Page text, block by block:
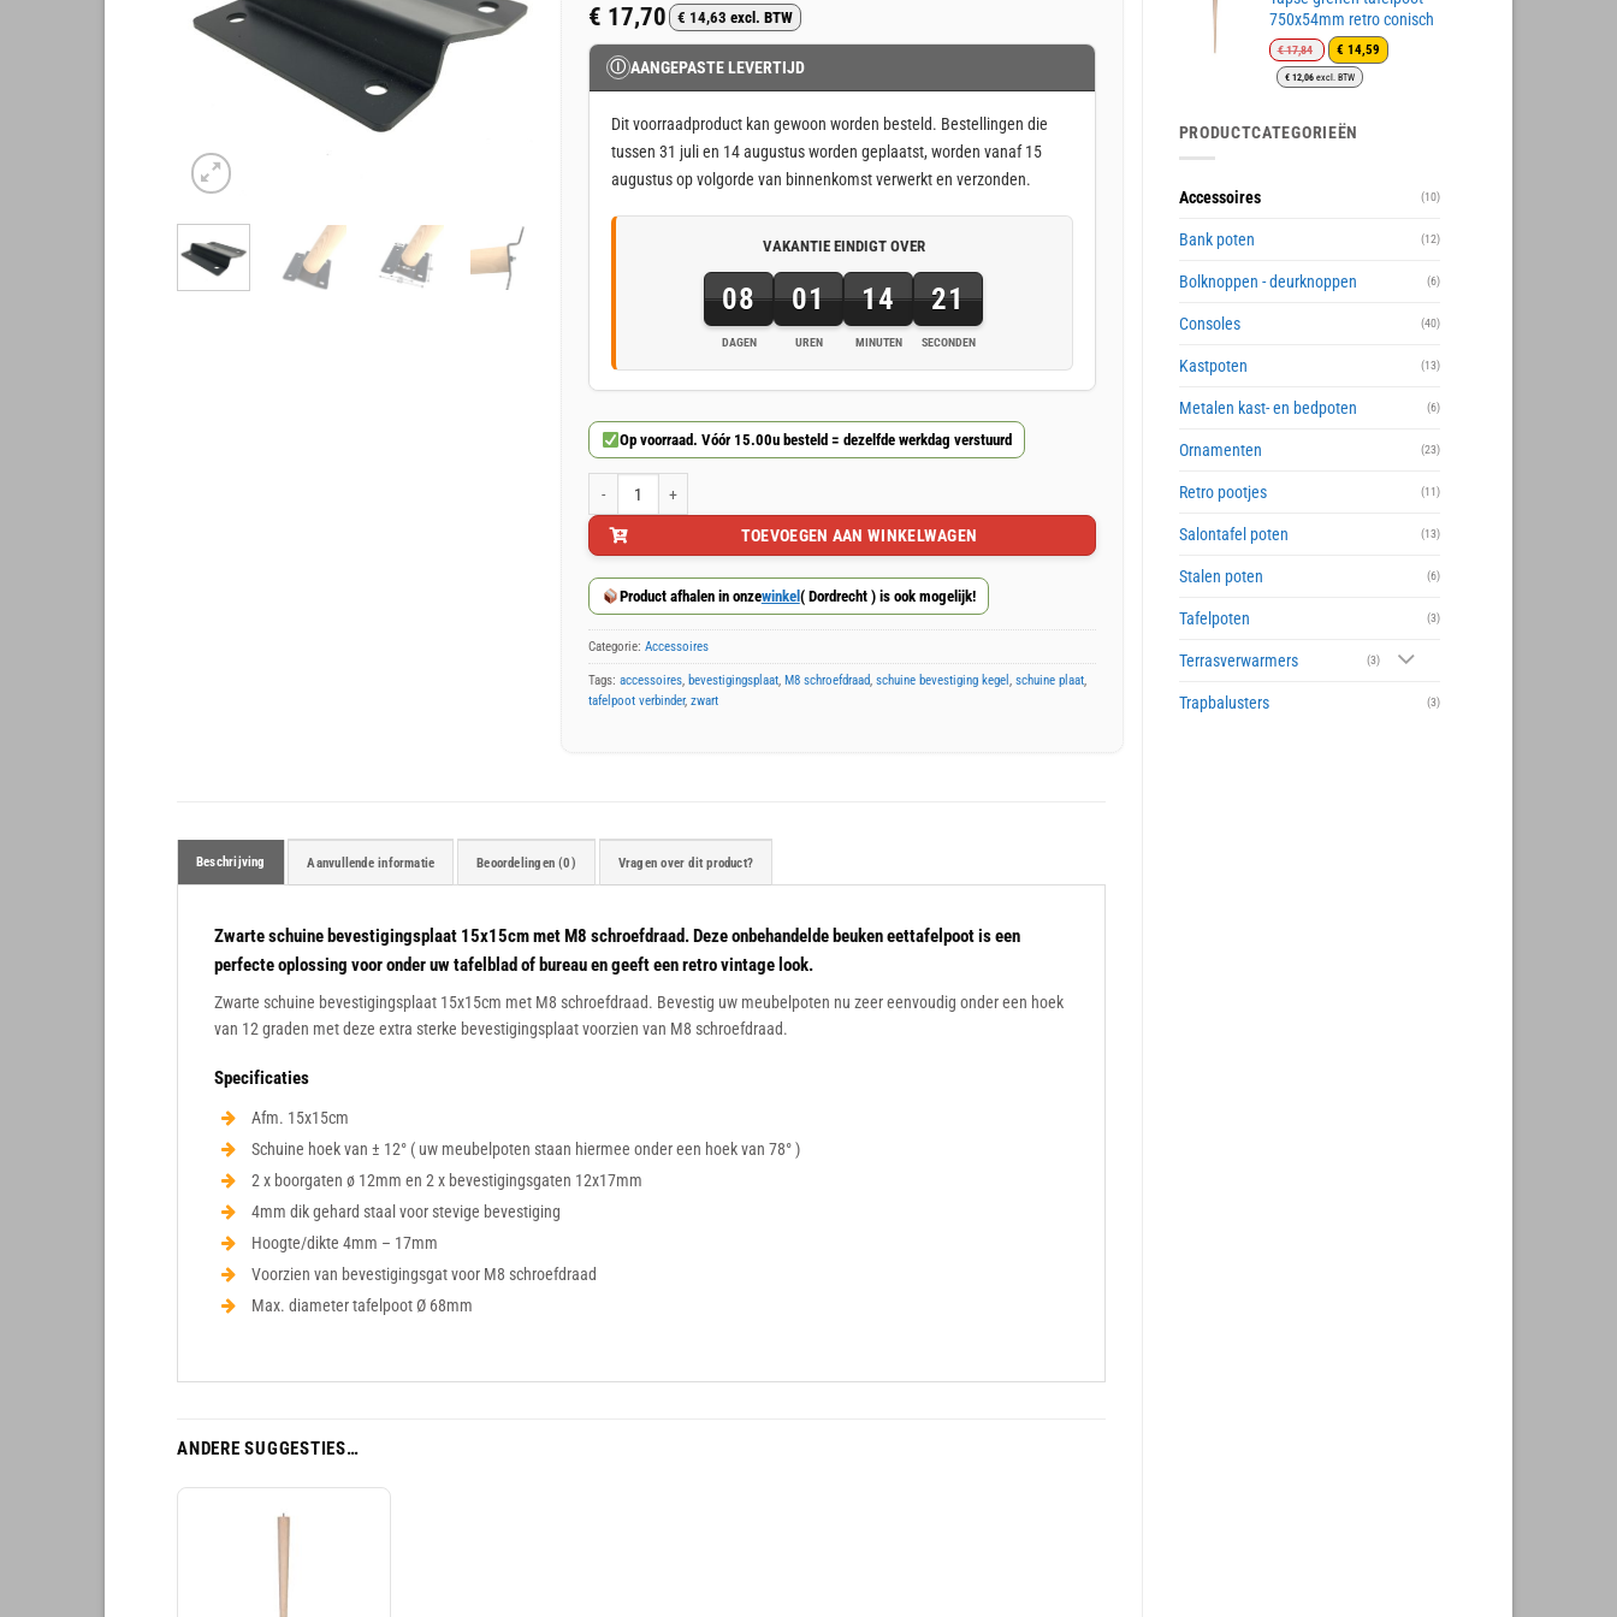
750x54mm retro conisch
€17,84
Oorspronkelijke
prijs
was:
€ 14,59 Huidige
€12,06excl. BTW
PRODUCTCATEGORIEËN
Accessoires (10)
Bank poten (12)
Bolknoppen - deurknoppen (6)
Consoles (40)
Kastpoten (13)
Metalen kast- en bedpoten (6)
Ornamenten (23)
Retro pootjes (11)
Salontafel poten (13)
Stalen poten (6)
Tafelpoten (3)
Terrasverwarmers (3)
Trapbalusters (3)
€ 17,70 € 14,63 excl. BTW
Ⓘ AANGEPASTE LEVERTIJD
Dit voorraadproduct kan gewoon worden besteld. Bestellingen die
tussen 31 juli en 14 augustus worden geplaatst, worden vanaf 15
augustus op volgorde van binnenkomst verwerkt en verzonden.
VAKANTIE EINDIGT OVER
08
DAGEN
01
UREN
14
MINUTEN
20
SECONDEN
dagen,
1
uren,
en
20
seconden
Op voorraad. Vóór 15.00u besteld = dezelfde werkdag verstuurd
TOEVOEGEN AAN WINKELWAGEN
Product afhalen in onzewinkel ( Dordrecht ) is ook mogelijk!
Categorie: Accessoires
Tags: accessoires, bevestigingsplaat, M8 schroefdraad, schuine bevestiging kegel , schuine plaat,
tafelpoot verbinder, zwart
Beschrijving Aanvullende informatie Beoordelingen (0) Vragen over dit product?
Zwarte schuine bevestigingsplaat 15x15cm met M8 schroefdraad. Deze onbehandelde beuken eettafelpoot is een
perfecte oplossing voor onder uw tafelblad of bureau en geeft een retro vintage look.
Zwarte schuine bevestigingsplaat 15x15cm met M8 schroefdraad. Bevestig uw meubelpoten nu zeer eenvoudig onder een hoek
van 12 graden met deze extra sterke bevestigingsplaat voorzien van M8 schroefdraad.
Specificaties
Afm. 15x15cm
Schuine hoek van ± 12° ( uw meubelpoten staan hiermee onder een hoek van 78° )
2 x boorgaten ø 12mm en 2 x bevestigingsgaten 12x17mm
4mm dik gehard staal voor stevige bevestiging
Hoogte/dikte 4mm – 17mm
Voorzien van bevestigingsgat voor M8 schroefdraad
Max. diameter tafelpoot Ø 68mm
ANDERE SUGGESTIES…